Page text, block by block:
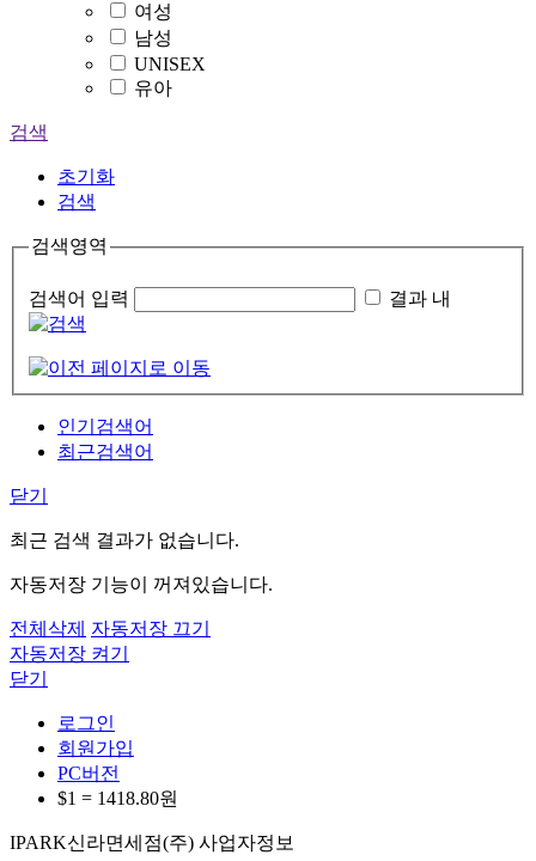
여성
남성
UNISEX
유아
검색
초기화
검색
검색영역
검색어 입력 결과 내
인기검색어
최근검색어
닫기
최근 검색 결과가 없습니다.
자동저장 기능이 꺼져있습니다.
전체삭제 자동저장 끄기
자동저장 켜기
닫기
로그인
회원가입
PC버전
$1 = 1418.80원
IPARK신라면세점(주) 사업자정보